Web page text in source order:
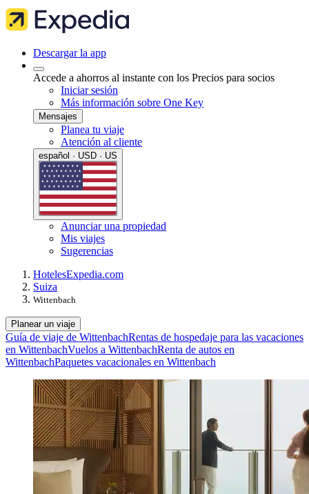
Descargar la app
Accede a ahorros al instante con los Precios para socios
Iniciar sesión
Más información sobre One Key
Mensajes
Planea tu viaje
Atención al cliente
español · USD · US
Anunciar una propiedad
Mis viajes
Sugerencias
HotelesExpedia.com
Suiza
Wittenbach
Planear un viaje
Guía de viaje de WittenbachRentas de hospedaje para las vacaciones
en WittenbachVuelos a WittenbachRenta de autos en
WittenbachPaquetes vacacionales en Wittenbach